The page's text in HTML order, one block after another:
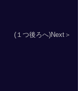
(１つ後ろへ)Next＞